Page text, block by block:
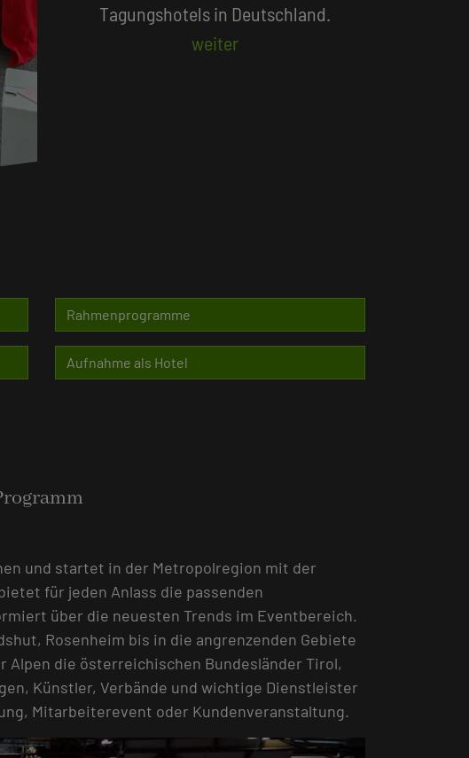
Beliebte Suchlisten
Rahmenprogramme
Aufnahme als Hotel
und startet in der Metropolregion mit der
für jeden Anlass die passenden
über die neuesten Trends im Eventbereich.
Rosenheim bis in die angrenzenden Gebiete
Alpen die österreichischen Bundesländer Tirol,
Künstler, Verbände und wichtige Dienstleister
Mitarbeiterevent oder Kundenveranstaltung.